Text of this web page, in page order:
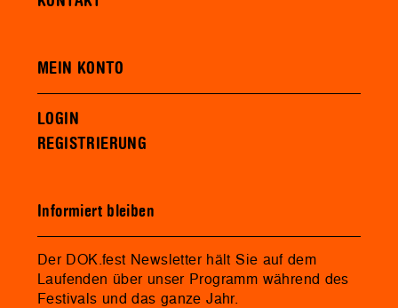
MEIN KONTO
LOGIN
REGISTRIERUNG
Informiert bleiben
Der DOK.fest Newsletter hält Sie auf dem
Laufenden über unser Programm während des
Festivals und das ganze Jahr.